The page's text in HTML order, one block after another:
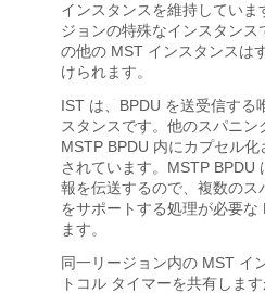
インスタンスを維持してい
ジョンの特殊なインスタン
の他の MST インスタンスは
けられます。
IST は、BPDU を送受信する
スタンスです。他のスパニン
MSTP BPDU 内にカプセル
されています。MSTP BPDU
報を伝送するので、複数のス
をサポートする処理が必要な
ます。
同一リージョン内の MST イ
トコル タイマーを共有しま